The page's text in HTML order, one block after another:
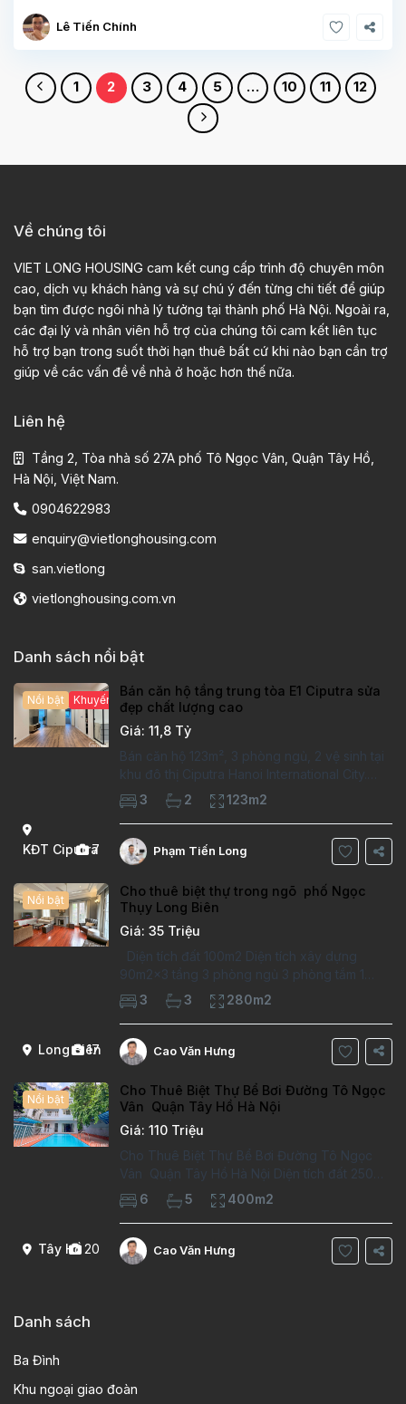
Lê Tiến Chính
1 2 3 4 5 … 10 11 12
Về chúng tôi
VIET LONG HOUSING cam kết cung cấp trình độ chuyên môn
cao, dịch vụ khách hàng và sự chú ý đến từng chi tiết để giúp
bạn tìm được ngôi nhà lý tưởng tại thành phố Hà Nội. Ngoài ra,
các đại lý và nhân viên hỗ trợ của chúng tôi cam kết liên tục
hỗ trợ bạn trong suốt thời hạn thuê bất cứ khi nào bạn cần trợ
giúp về các vấn đề về nhà ở hoặc hơn thế nữa.
Liên hệ
Tầng 2, Tòa nhà số 27A phố Tô Ngọc Vân, Quận Tây Hồ,
Hà Nội, Việt Nam.
0904622983
enquiry@vietlonghousing.com
san.vietlong
vietlonghousing.com.vn
Danh sách nổi bật
KĐT Ciputra
7
Nổi bật Khuyến mại hấp dẫn
Bán căn hộ tầng trung tòa E1 Ciputra sửa
đẹp chất lượng cao
Giá: 11,8 Tỷ
Bán căn hộ 123m², 3 phòng ngủ, 2 vệ sinh tại
khu đô thị Ciputra Hanoi International City.
Căn hộ đã sửa mới kỹ, chất lượng cao, sàn
gỗ, bếp hiện đại, không gian thoáng sáng.
Thông tin căn hộ: Diện tích:
3 2 123m2
Phạm Tiến Long
Long Biên
17
Nổi bật
Cho thuê biệt thự trong ngõ phố Ngọc
Thụy Long Biên
Giá: 35 Triệu
Diện tích đất 100m2 Diện tích xây dựng
90m2x3 tầng 3 phòng ngủ 3 phòng tắm 1
phòng làm việc Vị trí ý tưởng 10 phút đi bộ tới
trường việt pháp Ngôi nhà được thiết kế theo
kiểu phát cổ,trong khu dân
3 3 280m2
Cao Văn Hưng
Tây Hồ20
Nổi bật
Cho Thuê Biệt Thự Bể Bơi Đường Tô Ngọc
Vân Quận Tây Hồ Hà Nội
Giá: 110 Triệu
Cho Thuê Biệt Thự Bể Bơi Đường Tô Ngọc
Vân Quận Tây Hồ Hà Nội Diện tích đất 250m2
Diện tích xây dựng 100m2 Xây 4 tầng, 6
phòng ngủ 5 phòng tắm Tầng 1, , phòng
khách , phòng bếp-1wc Tầng 2, 2 phòng
6 5 400m2
Cao Văn Hưng
Danh sách
Ba Đình
Khu ngoại giao đoàn